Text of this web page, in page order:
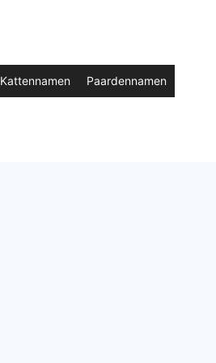
Kattennamen Paardennamen